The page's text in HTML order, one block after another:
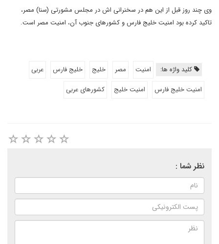
وی چند روز قبل از این هم در سخنرانی اش در مجلس مشورتی (سنا) مصر،
تاکید کرده بود امنیت خلیج فارس و کشورهای جنوب آن، امنیت مصر است.
کلید واژه ها: امنیت مصر خلیج خلیج فارس
عربی
امنیت خلیج فارس
امنیت خلیج کشورهای عربی
نظر شما :